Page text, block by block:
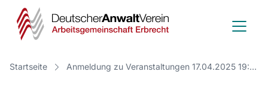
Deutscher
Anwalt
Verein
Startseite Anmeldung zu Veranstaltungen 17.04.2025 19:55:09